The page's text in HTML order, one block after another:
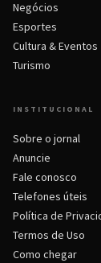
Negócios
Esportes
Cultura & Eventos
Turismo
INSTITUCIONAL
Sobre o jornal
Anuncie
Fale conosco
Telefones úteis
Política de
Termos de Uso
Como chegar